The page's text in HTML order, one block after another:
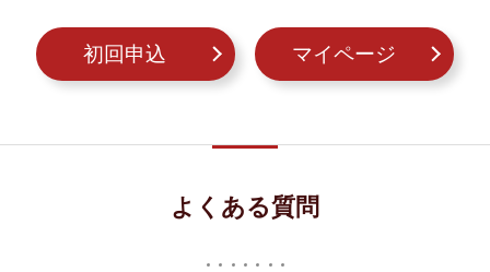
初回申込 マイページ
よくある質問